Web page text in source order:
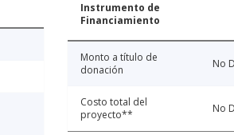
Instrumento de
Financiamiento
Monto a título de
donación
No
Costo total del
proyecto**
No